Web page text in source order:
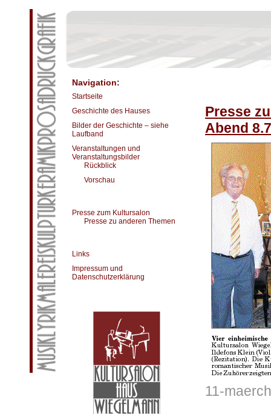
Presse
Abend
11-
Navigation:
Startseite
Geschichte des Hauses
Bilder der Geschichte – siehe
Laufband
Veranstaltungen und
Veranstaltungsbilder
Rückblick
Vorschau
Presse zum Kultursalon
Presse zu anderen Themen
Links
Impressum und
Datenschutzerklärung